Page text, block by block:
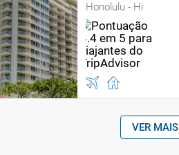
Honolulu - Hi
VER MAIS